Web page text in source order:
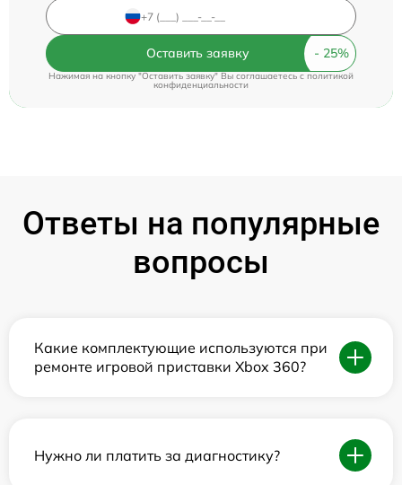
Оставить заявку
Нажимая на кнопку "Оставить заявку" Вы соглашаетесь c политикой
конфиденциальности
Ответы на популярные
вопросы
Какие комплектующие используются при
ремонте игровой приставки Xbox 360?
Нужно ли платить за диагностику?